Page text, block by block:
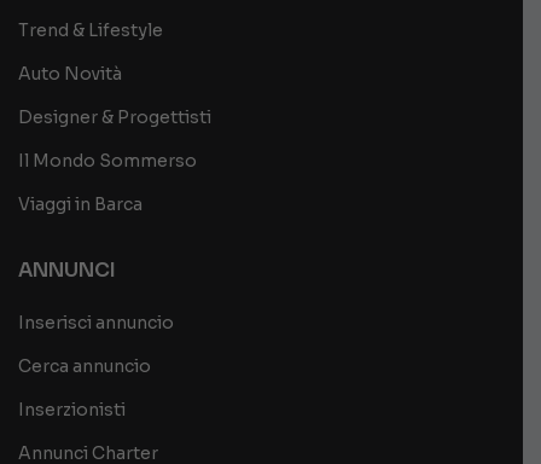
Trend & Lifestyle
Auto Novità
Designer & Progettisti
Il Mondo Sommerso
Viaggi in Barca
ANNUNCI
Inserisci annuncio
Cerca annuncio
Inserzionisti
Annunci Charter